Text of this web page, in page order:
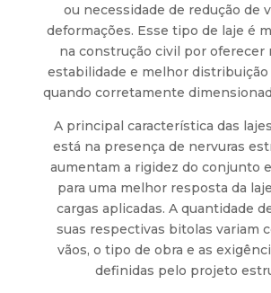
ou necessidade de redução de
deformações. Esse tipo de laje é
na construção civil por oferecer
estabilidade e melhor distribuição
quando corretamente
A principal característica das
está na presença de nervuras
aumentam a rigidez do conjunto
para uma melhor resposta da
cargas aplicadas. A quantidade
suas respectivas bitolas variam
vãos, o tipo de obra e as
definidas pelo projeto